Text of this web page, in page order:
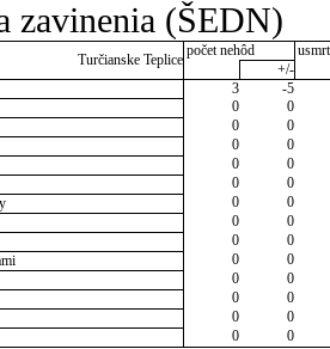
zavinenia (ŠEDN)
Turčianske Teplice
počet nehôd
+/-
3
-5
0
0
0
0
0
0
0
0
0
0
0
0
0
0
0
0
0
0
0
0
0
0
0
0
0 0